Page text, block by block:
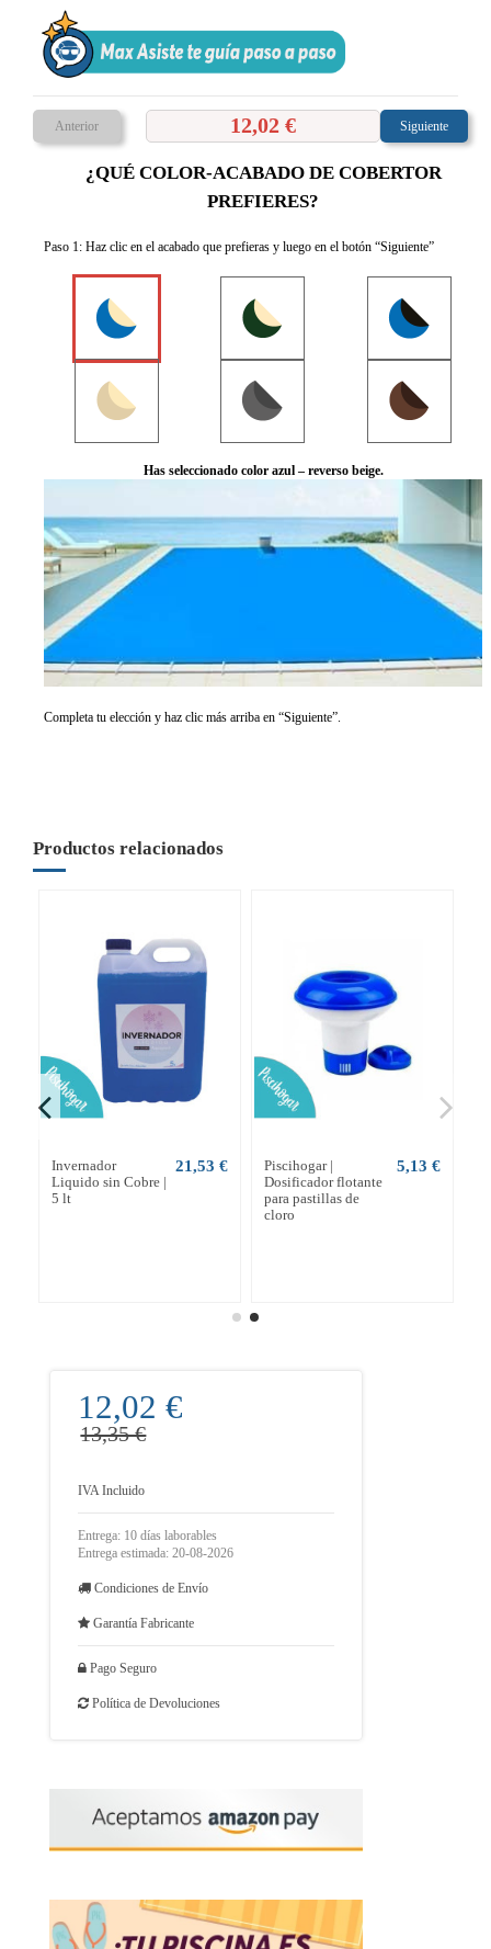
Anterior 12,02 € Siguiente
¿QUÉ COLOR-ACABADO DE COBERTOR
PREFIERES?
Paso 1: Haz clic en el acabado que prefieras y luego en el botón “Siguiente”
Has seleccionado color azul – reverso beige.
Completa tu elección y haz clic más arriba en “Siguiente”.
Productos relacionados
Invernador
Liquido sin Cobre |
5 lt
21,53 €
Piscihogar |
Dosificador flotante
para pastillas de
cloro
5,13 €
12,02 €
13,35 €
IVA Incluido
Entrega: 10 días laborables
Entrega estimada: 20-08-2026
Condiciones de Envío
Garantía Fabricante
Pago Seguro
 Política de Devoluciones